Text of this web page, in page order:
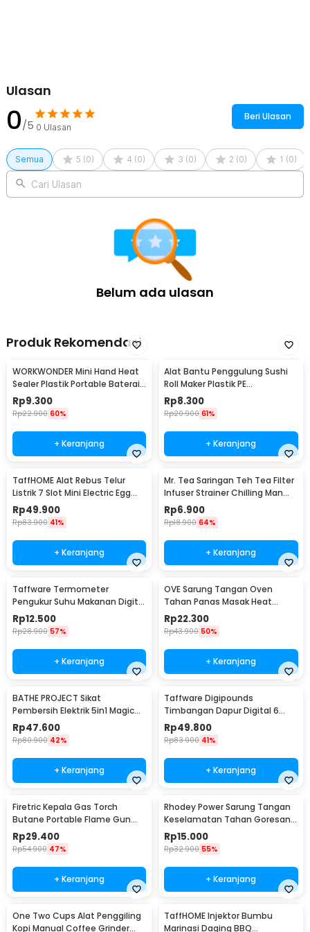
Ulasan
0/5 0 Ulasan
Beri Ulasan
Semua 5 (0) 4 (0) 3 (0) 2 (0) 1 (0)
Cari Ulasan
Belum ada ulasan
Produk Rekomendasi
WORKWONDER Mini Hand Heat
Sealer Plastik Portable Baterai
AA - LX2000A
Rp9.300
Rp22.900 60%
+ Keranjang
Alat Bantu Penggulung Sushi
Roll Maker Plastik PE
22x20.5x0.1cm - E1119
Rp8.300
Rp20.900 61%
+ Keranjang
TaffHOME Alat Rebus Telur
Listrik 7 Slot Mini Electric Egg
Cooker 350W - YS-203
Rp49.900
Rp83.900 41%
+ Keranjang
Mr. Tea Saringan Teh Tea Filter
Infuser Strainer Chilling Man
Silicon - MR03
Rp6.900
Rp18.900 64%
+ Keranjang
Taffware Termometer
Pengukur Suhu Makanan Digital
Daging Kopi Susu - TP101
Rp12.500
Rp28.900 57%
+ Keranjang
OVE Sarung Tangan Oven
Tahan Panas Masak Heat
Resistant Gloves - 540F
Rp22.300
Rp43.900 50%
+ Keranjang
BATHE PROJECT Sikat
Pembersih Elektrik 5in1 Magic
Brush Rechargeable - WQ8110
Rp47.600
Rp80.900 42%
+ Keranjang
Taffware Digipounds
Timbangan Dapur Digital 6
Satuan 1kg 0.1g - i2000
Rp49.800
Rp83.900 41%
+ Keranjang
Firetric Kepala Gas Torch
Butane Portable Flame Gun
Adjustable - 807
Rp29.400
Rp54.900 47%
+ Keranjang
Rhodey Power Sarung Tangan
Keselamatan Tahan Goresan
Pisau - EN388
Rp15.000
Rp32.900 55%
+ Keranjang
One Two Cups Alat Penggiling
Kopi Manual Coffee Grinder
TaffHOME Injektor Bumbu
Marinasi Daging BBQ